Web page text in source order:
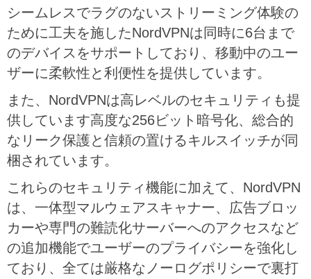
シームレスでラグのないストリーミング体験の
ために工夫を施したNordVPNは同時に6台まで
のデバイスをサポートしており、移動中のユー
ザーに柔軟性と利便性を提供しています。
また、NordVPNは高レベルのセキュリティも提
供しています高度な256ビット暗号化、総合的
なリーク保護と信頼の置けるキルスイッチが同
梱されています。
これらのセキュリティ機能に加えて、NordVPN
は、一体型マルウェアスキャナー、広告ブロッ
カーや専門の難読化サーバーへのアクセスなど
の追加機能でユーザーのプライバシーを強化し
ており、全ては厳格なノーログポリシーで裏打